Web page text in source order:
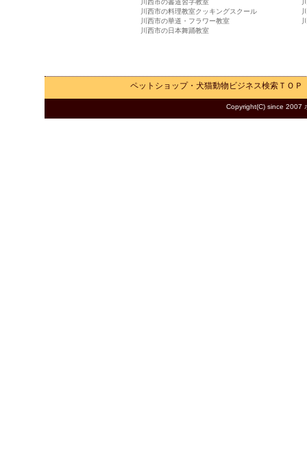
川西市の書道習字教室
川西市の料理教室クッキングスクール
川西市の華道・フラワー教室
川西市の日本舞踊教室
ペットショップ・犬猫動物ビジネス検索 ＴＯＰ
Copyright(C) since 2007